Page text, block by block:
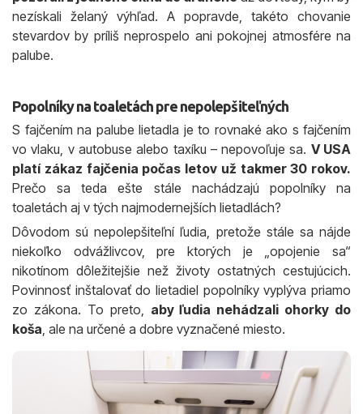
nezískali želaný výhľad. A popravde, takéto chovanie
stevardov by príliš neprospelo ani pokojnej atmosfére na
palube.
Popolníky na toaletách pre nepolepšiteľných
S fajčením na palube lietadla je to rovnaké ako s fajčením
vo vlaku, v autobuse alebo taxíku – nepovoľuje sa. V USA
platí zákaz fajčenia počas letov už takmer 30 rokov.
Prečo sa teda ešte stále nachádzajú popolníky na
toaletách aj v tých najmodernejších lietadlách?
Dôvodom sú nepolepšiteľní ľudia, pretože stále sa nájde
niekoľko odvážlivcov, pre ktorých je „opojenie sa“
nikotínom dôležitejšie než životy ostatných cestujúcich.
Povinnosť inštalovať do lietadiel popolníky vyplýva priamo
zo zákona. To preto, aby ľudia nehádzali ohorky do
koša , ale na určené a dobre vyznačené miesto.